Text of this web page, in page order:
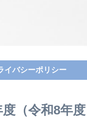
イバシーポリシー
度（令和8年